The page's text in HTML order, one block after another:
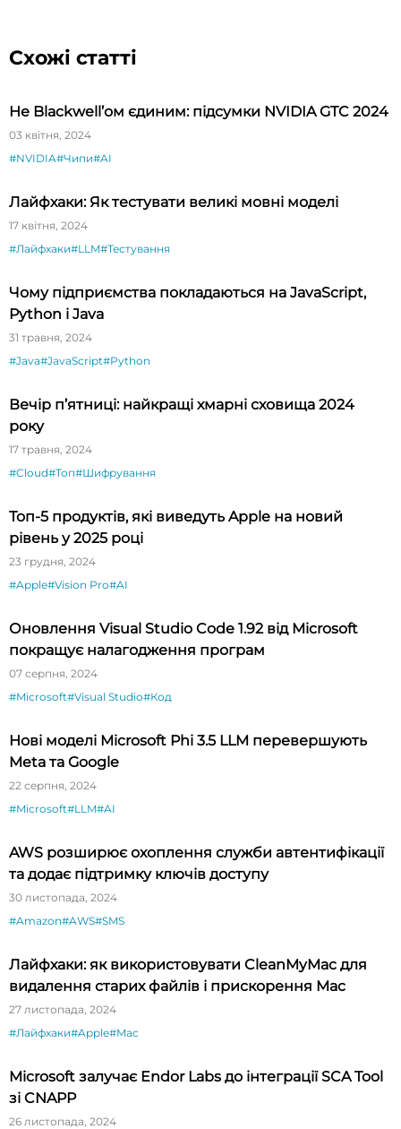
Схожі статті
Не Blackwell’ом єдиним: підсумки NVIDIA GTC 2024
03 квітня, 2024
#NVIDIA#Чипи#AI
Лайфхаки: Як тестувати великі мовні моделі
17 квітня, 2024
#Лайфхаки#LLM#Тестування
Чому підприємства покладаються на JavaScript,
Python і Java
31 травня, 2024
#Java#JavaScript#Python
Вечір п’ятниці: найкращі хмарні сховища 2024
року
17 травня, 2024
#Cloud#Топ#Шифрування
Топ-5 продуктів, які виведуть Apple на новий
рівень у 2025 році
23 грудня, 2024
#Apple#Vision Pro#AI
Оновлення Visual Studio Code 1.92 від Microsoft
покращує налагодження програм
07 серпня, 2024
#Microsoft#Visual Studio#Код
Нові моделі Microsoft Phi 3.5 LLM перевершують
Meta та Google
22 серпня, 2024
#Microsoft#LLM#AI
AWS розширює охоплення служби автентифікації
та додає підтримку ключів доступу
30 листопада, 2024
#Amazon#AWS#SMS
Лайфхаки: як використовувати CleanMyMac для
видалення старих файлів і прискорення Mac
27 листопада, 2024
#Лайфхаки#Apple#Mac
Microsoft залучає Endor Labs до інтеграції SCA Tool
зі CNAPP
26 листопада, 2024